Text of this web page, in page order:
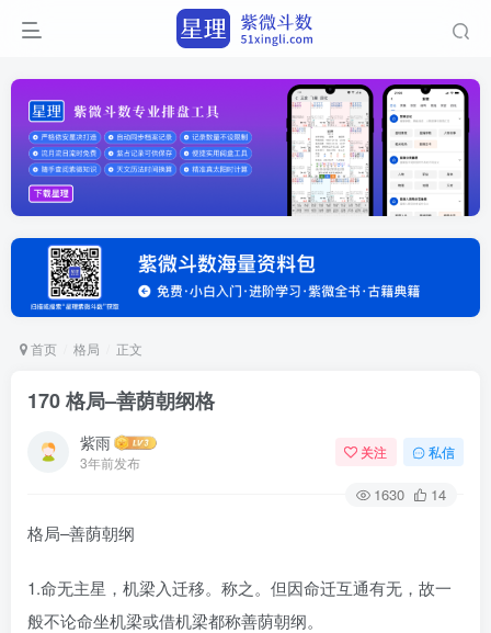
首页 格局 正文
170 格局–善荫朝纲格
紫雨
3年前发布
关注 私信
1630 14
格局–善荫朝纲
1.命无主星，机梁入迁移。称之。但因命迁互通有无，故一
般不论命坐机梁或借机梁都称善荫朝纲。